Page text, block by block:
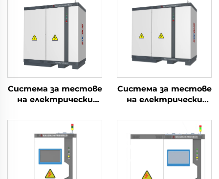
Система за тестове
на електрически
литиеви батерии
(750V)
Система за тестове
на електрически
литиеви батерии
(1500V)